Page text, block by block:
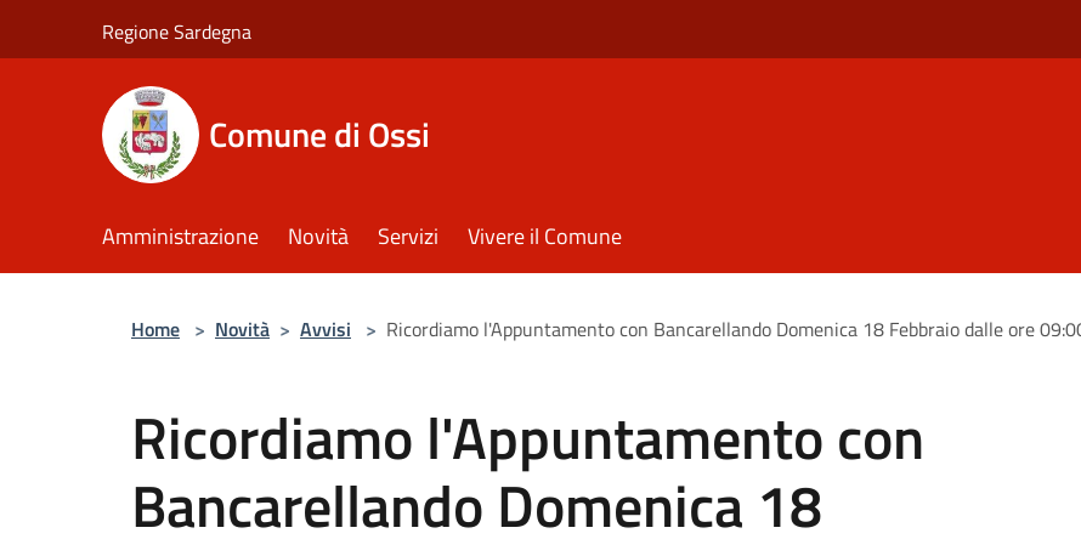
Regione Sardegna
Comune di Ossi
Amministrazione Novità Servizi Vivere il Comune
Home > Novità > Avvisi > Ricordiamo l'Appuntamento con Bancarellando Domenica 18 Febbraio dalle ore
Ricordiamo l'Appuntamento con
Bancarellando Domenica 18